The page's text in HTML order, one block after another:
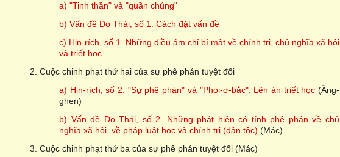
a) "Tinh thần" và "quần chúng"
b) Vấn đề Do Thái, số 1. Cách đặt vấn đề
c) Hin-rích, số 1. Những điều ám chỉ bí mật về chính trị, chủ nghĩa xã hội
và triết học
2. Cuộc chinh phạt thứ hai của sự phê phán tuyệt đối
a) Hin-rích, số 2. "Sự phê phán" và "Phoi-ơ-bắc". Lên án triết học (Ăng-
ghen)
b) Vấn đề Do Thái, số 2. Những phát hiện có tính phê phán về chủ
nghĩa xã hội, về pháp luật học và chính trị (dân tộc) (Mác)
3. Cuộc chinh phạt thứ ba của sự phê phán tuyệt đối (Mác)